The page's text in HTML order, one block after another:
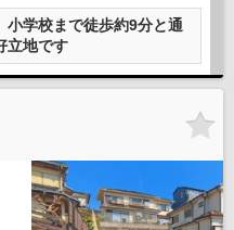
小学校まで徒歩約9分と通
立地です